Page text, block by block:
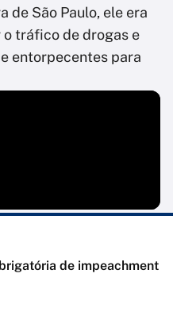
de São Paulo, ele era
tráfico de drogas e
entorpecentes para
de impeachment